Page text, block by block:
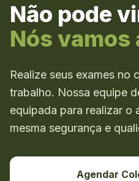
Não pode
Nós vamos
Realize seus exames no
trabalho. Nossa equipe
equipada para realizar o
mesma segurança e
Agendar